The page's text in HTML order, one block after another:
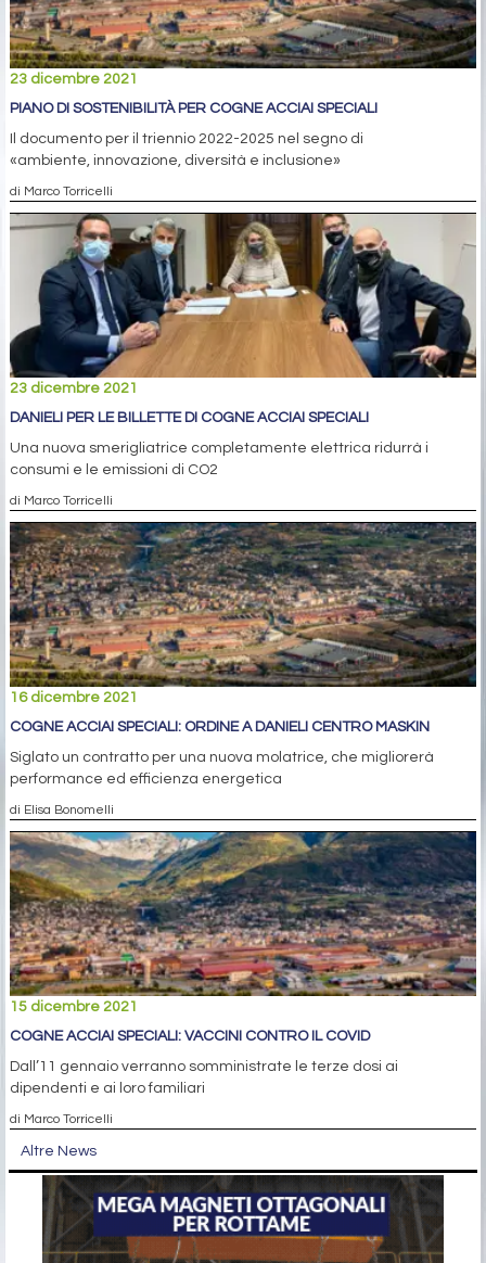
23 dicembre 2021
PIANO DI SOSTENIBILITÀ PER COGNE ACCIAI SPECIALI
Il documento per il triennio 2022-2025 nel segno di
«ambiente, innovazione, diversità e inclusione»
di Marco Torricelli
23 dicembre 2021
DANIELI PER LE BILLETTE DI COGNE ACCIAI SPECIALI
Una nuova smerigliatrice completamente elettrica ridurrà i
consumi e le emissioni di CO2
di Marco Torricelli
16 dicembre 2021
COGNE ACCIAI SPECIALI: ORDINE A DANIELI CENTRO MASKIN
Siglato un contratto per una nuova molatrice, che migliorerà
performance ed efficienza energetica
di Elisa Bonomelli
15 dicembre 2021
COGNE ACCIAI SPECIALI: VACCINI CONTRO IL COVID
Dall’11 gennaio verranno somministrate le terze dosi ai
dipendenti e ai loro familiari
di Marco Torricelli
Altre News